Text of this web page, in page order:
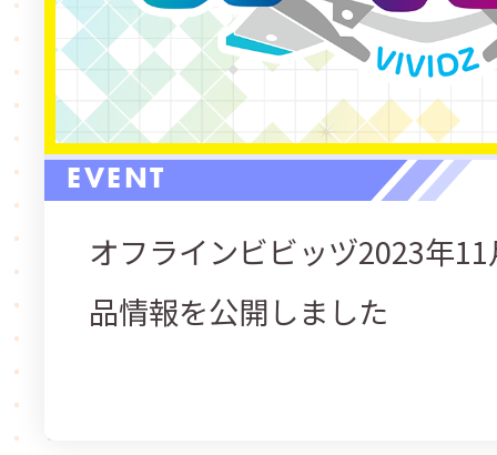
EVENT
オフラインビビッヅ2023年
品情報を公開しました